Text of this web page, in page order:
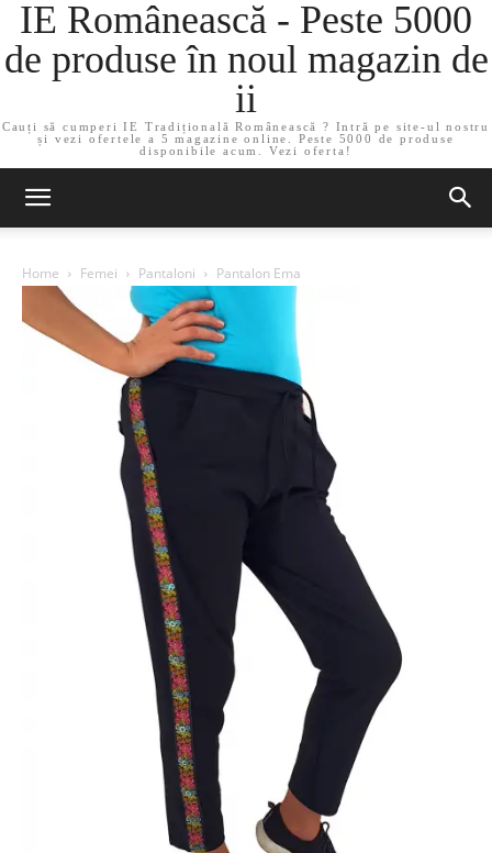
IE Românească - Peste 5000
de produse în noul magazin de
ii
Cauți să cumperi IE Tradițională Românească ? Intră pe site-ul nostru
și vezi ofertele a 5 magazine online. Peste 5000 de produse
disponibile acum. Vezi oferta!
Home Femei Pantaloni Pantalon Ema